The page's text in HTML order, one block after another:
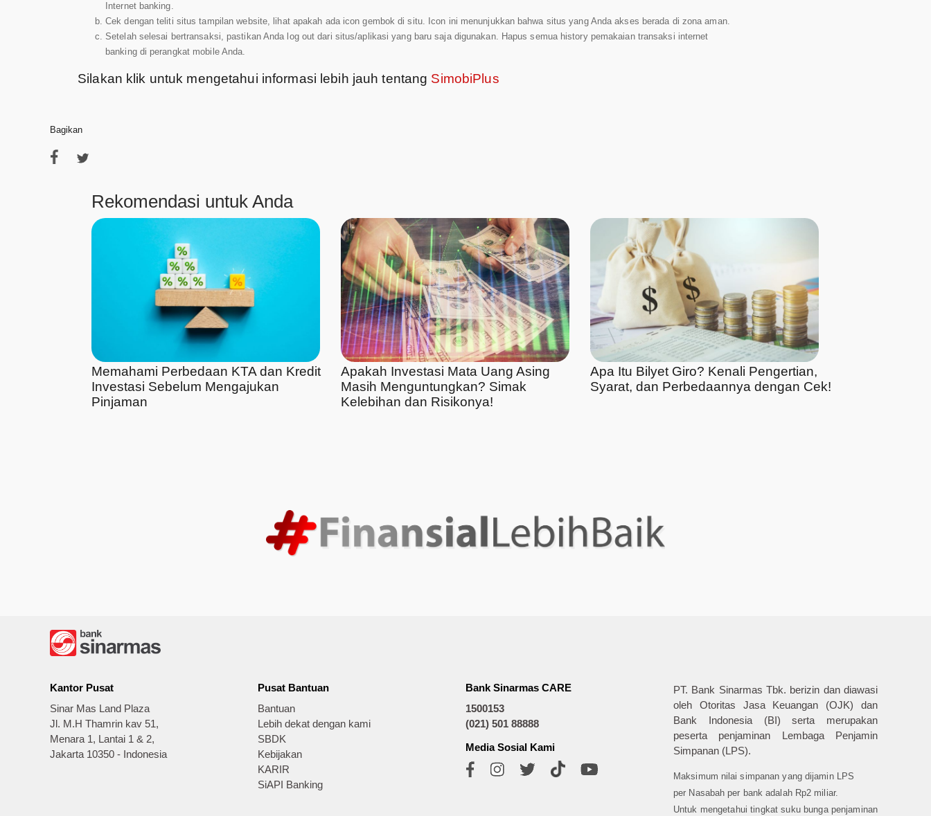
Internet banking.
Cek dengan teliti situs tampilan website, lihat apakah ada icon gembok di situ. Icon ini menunjukkan bahwa situs yang Anda akses berada di zona aman.
Setelah selesai bertransaksi, pastikan Anda log out dari situs/aplikasi yang baru saja digunakan. Hapus semua history pemakaian transaksi internet
banking di perangkat mobile Anda.
Silakan klik untuk mengetahui informasi lebih jauh tentang SimobiPlus
Bagikan
Rekomendasi untuk Anda
Memahami Perbedaan KTA dan Kredit
Investasi Sebelum Mengajukan
Pinjaman
Apakah Investasi Mata Uang Asing
Masih Menguntungkan? Simak
Kelebihan dan Risikonya!
Apa Itu Bilyet Giro? Kenali Pengertian,
Syarat, dan Perbedaannya dengan Cek!
Kantor Pusat
Sinar Mas Land Plaza
Jl. M.H Thamrin kav 51,
Menara 1, Lantai 1 & 2,
Jakarta 10350 - Indonesia
Pusat Bantuan
Bantuan
Lebih dekat dengan kami
SBDK
Kebijakan
KARIR
SiAPI Banking
Bank Sinarmas CARE
1500153
(021) 501 88888
Media Sosial Kami
PT. Bank Sinarmas Tbk. berizin dan diawasi
oleh Otoritas Jasa Keuangan (OJK) dan
Bank Indonesia (BI) serta merupakan
peserta penjaminan Lembaga Penjamin
Simpanan (LPS).
Maksimum nilai simpanan yang dijamin LPS
per Nasabah per bank adalah Rp2 miliar.
Untuk mengetahui tingkat suku bunga penjaminan